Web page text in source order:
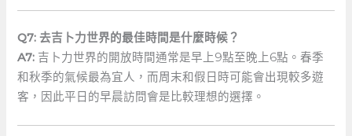
Q7: 去吉卜力世界的最佳時間是什麼時候？
A7: 吉卜力世界的開放時間通常是早上9點至晚上6點。春季
和秋季的氣候最為宜人，而周末和假日時可能會出現較多遊
客，因此平日的早晨訪問會是比較理想的選擇。